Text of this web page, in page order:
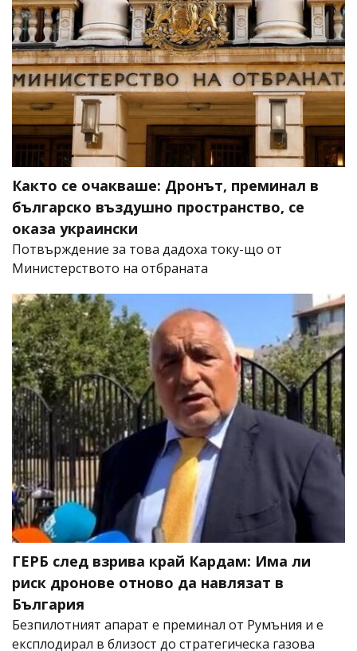
Както се очакваше: Дронът, преминал в
българско въздушно пространство, се
оказа украински
Потвърждение за това дадоха току-що от
Министерството на отбраната
ГЕРБ след взрива край Кардам: Има ли
риск дронове отново да навлязат в
България
Безпилотният апарат е преминал от Румъния и е
експлодирал в близост до стратегическа газова